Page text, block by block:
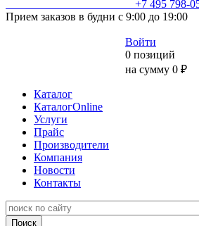
+7 495 798-
Прием заказов в будни с 9:00 до 19:00
Войти
0 позиций
на сумму 0 ₽
Каталог
КаталогOnline
Услуги
Прайс
Производители
Компания
Новости
Контакты